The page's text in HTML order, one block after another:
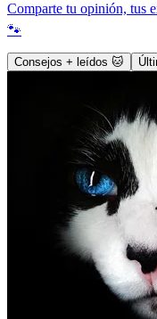
Comparte tu opinión, tus
🐾
Consejos + leídos 🐱